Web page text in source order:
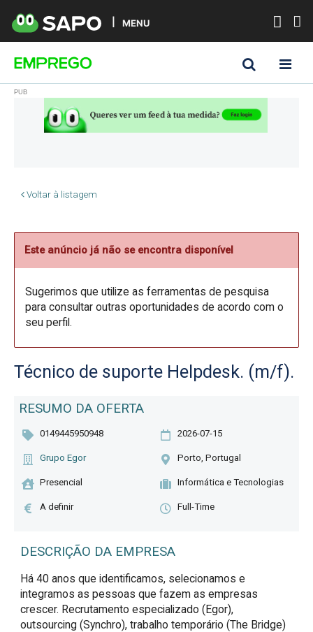
MENU
Voltar à listagem
Este anúncio já não se encontra disponível
Sugerimos que utilize as ferramentas de pesquisa
para consultar outras oportunidades de acordo com o
seu perfil.
Técnico de suporte Helpdesk. (m/f).
RESUMO DA OFERTA
0149445950948 2026-07-15
Grupo Egor Porto, Portugal
Presencial Informática e Tecnologias
A definir Full-Time
DESCRIÇÃO DA EMPRESA
Há 40 anos que identificamos, selecionamos e
integramos as pessoas que fazem as empresas
crescer. Recrutamento especializado (Egor),
outsourcing (Synchro), trabalho temporário (The Bridge)